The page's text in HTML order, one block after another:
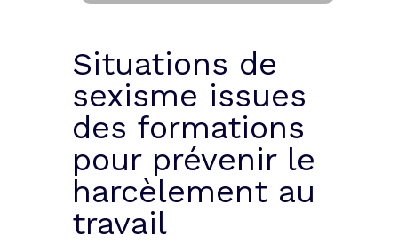
Situations de
sexisme issues
des formations
pour prévenir le
harcèlement au
travail